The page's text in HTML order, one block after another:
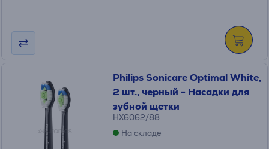
Philips Sonicare Optimal White,
2 шт., черный - Насадки для
зубной щетки
HX6062/88
На складе